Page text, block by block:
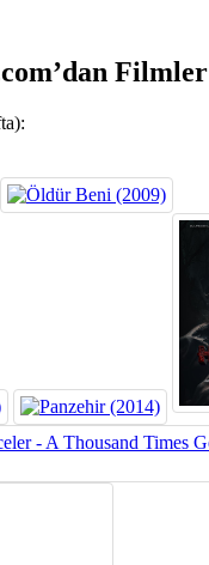
Filmler